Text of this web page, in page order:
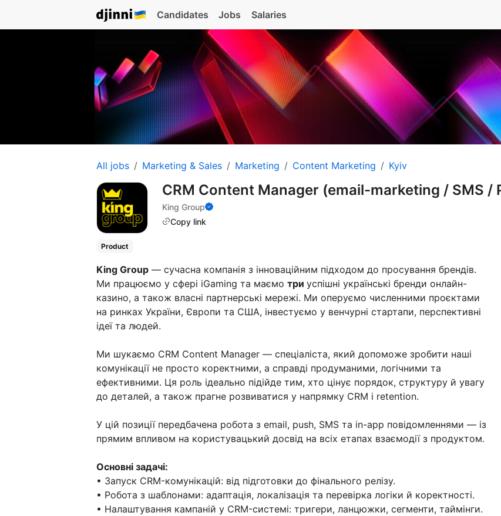
Candidates Jobs Salaries
All jobs Marketing & Sales Marketing Content Marketing Kyiv
CRM Content Manager (email-marketing / SMS /
King Group
Copy link
Product
King Group — сучасна компанія з інноваційним підходом до просування брендів.
Ми працюємо у сфері iGaming та маємо три успішні українські бренди онлайн-
казино, а також власні партнерські мережі. Ми оперуємо численними проєктами
на ринках України, Європи та США, інвестуємо у венчурні стартапи, перспективні
ідеї та людей.
Ми шукаємо CRM Content Manager — спеціаліста, який допоможе зробити наші
комунікації не просто коректними, а справді продуманими, логічними та
ефективними. Ця роль ідеально підійде тим, хто цінує порядок, структуру й увагу
до деталей, а також прагне розвиватися у напрямку CRM і retention.
У цій позиції передбачена робота з email, push, SMS та in-app повідомленнями — із
прямим впливом на користувацький досвід на всіх етапах взаємодії з продуктом.
Основні задачі:
• Запуск CRM-комунікацій: від підготовки до фінального релізу.
• Робота з шаблонами: адаптація, локалізація та перевірка логіки й коректності.
• Налаштування кампаній у CRM-системі: тригери, ланцюжки, сегменти, таймінги.